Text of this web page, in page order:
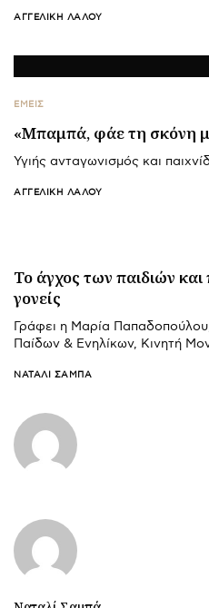
ΑΓΓΕΛΙΚΉ ΛΆΛΟΥ
ΕΜΕΙΣ
«Μπαμπά, φάε τη σκόνη
Υγιής ανταγωνισμός και
ΑΓΓΕΛΙΚΉ ΛΆΛΟΥ
Το άγχος των παιδιών
γονείς
Γράφει η Μαρία
Παίδων & Ενηλίκων, Κινητή
ΝΑΤΑΛΊ ΣΑΜΠΆ